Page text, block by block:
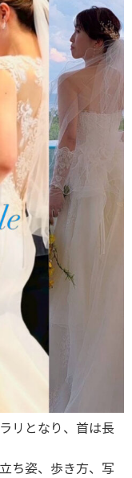
リとなり、首は長
ち姿、歩き方、写